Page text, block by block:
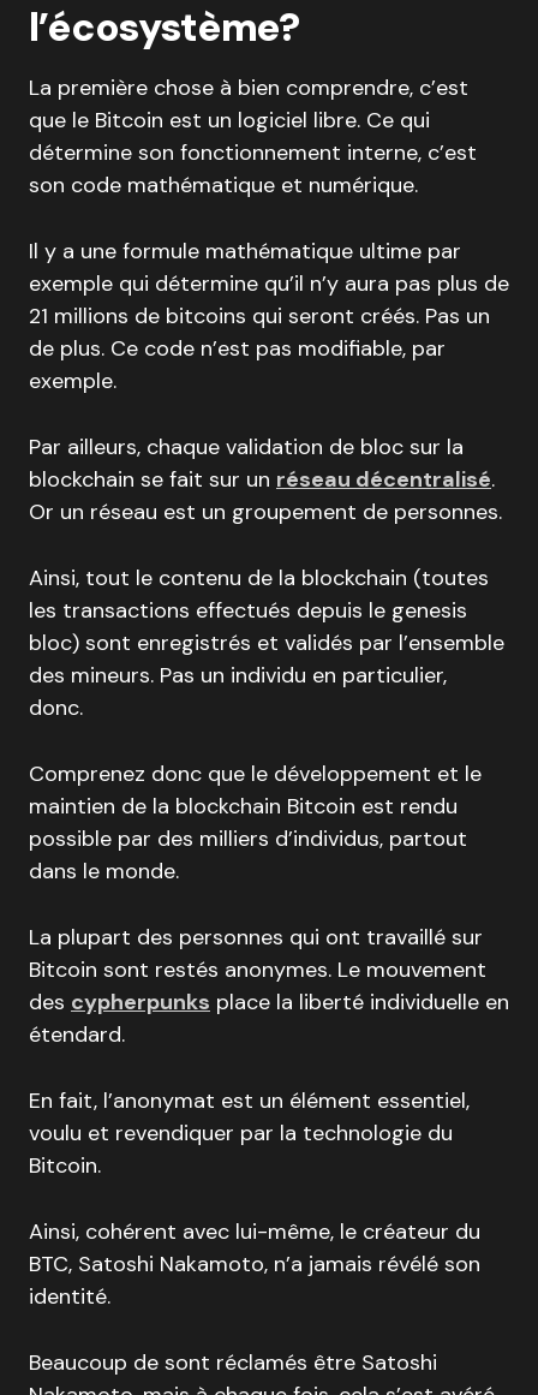
l’écosystème?
La première chose à bien comprendre, c’est
que le Bitcoin est un logiciel libre. Ce qui
détermine son fonctionnement interne, c’est
son code mathématique et numérique.
Il y a une formule mathématique ultime par
exemple qui détermine qu’il n’y aura pas plus de
21 millions de bitcoins qui seront créés. Pas un
de plus. Ce code n’est pas modifiable, par
exemple.
Par ailleurs, chaque validation de bloc sur la
blockchain se fait sur un réseau décentralisé.
Or un réseau est un groupement de personnes.
Ainsi, tout le contenu de la blockchain (toutes
les transactions effectués depuis le genesis
bloc) sont enregistrés et validés par l’ensemble
des mineurs. Pas un individu en particulier,
donc.
Comprenez donc que le développement et le
maintien de la blockchain Bitcoin est rendu
possible par des milliers d’individus, partout
dans le monde.
La plupart des personnes qui ont travaillé sur
Bitcoin sont restés anonymes. Le mouvement
des cypherpunks place la liberté individuelle en
étendard.
En fait, l’anonymat est un élément essentiel,
voulu et revendiquer par la technologie du
Bitcoin.
Ainsi, cohérent avec lui-même, le créateur du
BTC, Satoshi Nakamoto, n’a jamais révélé son
identité.
Beaucoup de sont réclamés être Satoshi